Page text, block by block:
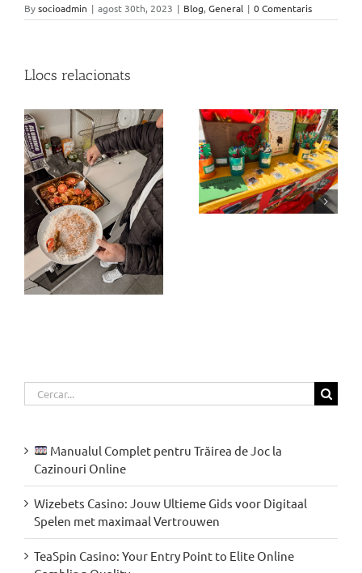
Bysocioadmin | agost 30th, 2023 | Blog, General | 0 Comentaris
Llocs relacionats
Moments que parlen
per si sols…
El terrat de Moragas
Cerca
…
Manualul Complet pentru Trăirea de Joc la
Cazinouri Online
Wizebets Casino: Jouw Ultieme Gids voor Digitaal
Spelen met maximaal Vertrouwen
TeaSpin Casino: Your Entry Point to Elite Online